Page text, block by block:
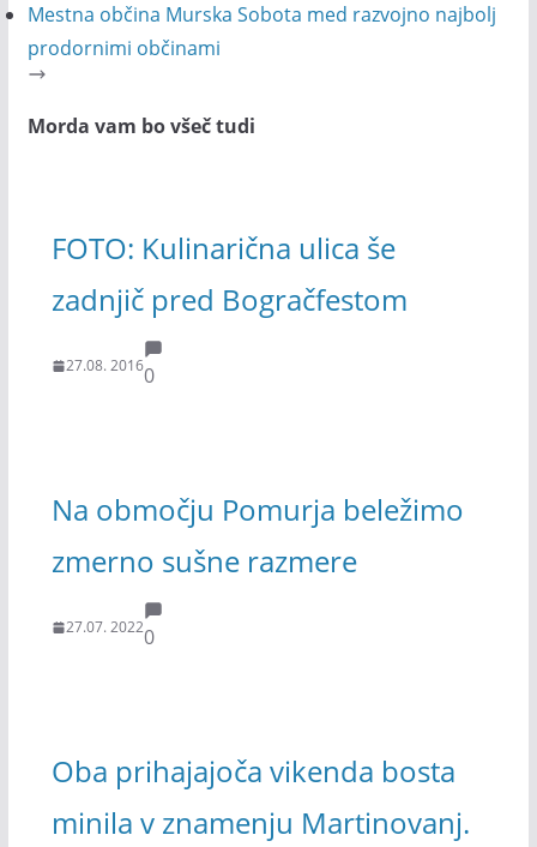
Mestna občina Murska Sobota med razvojno najbolj
prodornimi občinami
Morda vam bo všeč tudi
FOTO: Kulinarična ulica še
zadnjič pred Bogračfestom
27.08. 20160
Na območju Pomurja beležimo
zmerno sušne razmere
27.07. 20220
Oba prihajajoča vikenda bosta
minila v znamenju Martinovanj.